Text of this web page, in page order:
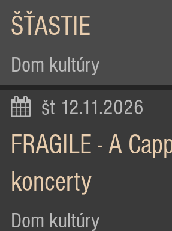
ŠŤASTIE
Dom kultúry
št 12.11.2026
FRAGILE - A
koncerty
Dom kultúry